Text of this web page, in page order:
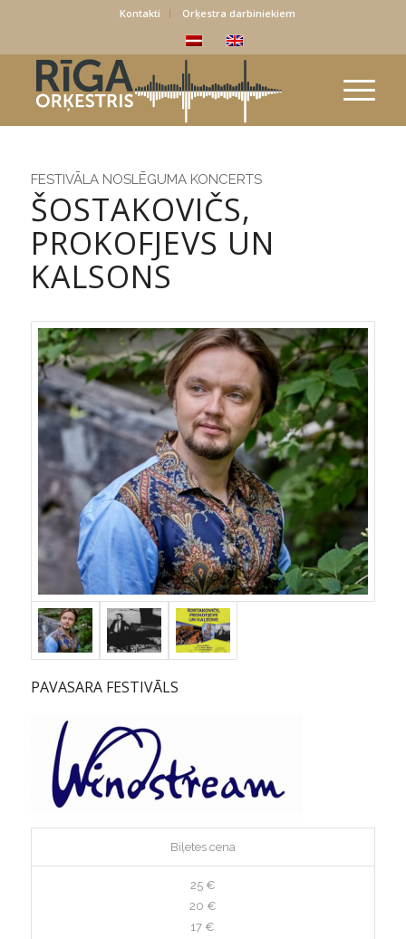
Kontakti Orķestra darbiniekiem
FESTIVĀLA NOSLĒGUMA KONCERTS
ŠOSTAKOVIČS,
PROKOFJEVS UN
KALSONS
PAVASARA FESTIVĀLS
Biļetes cena
25 €
20 €
17 €